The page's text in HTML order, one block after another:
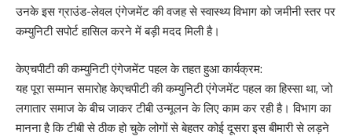
उनके इस ग्राउंड-लेवल एंगेजमेंट की वजह से स्वास्थ्य विभाग को जमीनी स्तर पर
कम्युनिटी सपोर्ट हासिल करने में बड़ी मदद मिली है।
केएचपीटी की कम्युनिटी एंगेजमेंट पहल के तहत हुआ कार्यक्रम:
​यह पूरा सम्मान समारोह केएचपीटी की कम्युनिटी एंगेजमेंट पहल का हिस्सा था, जो
लगातार समाज के बीच जाकर टीबी उन्मूलन के लिए काम कर रही है। विभाग का
मानना है कि टीबी से ठीक हो चुके लोगों से बेहतर कोई दूसरा इस बीमारी से लड़ने